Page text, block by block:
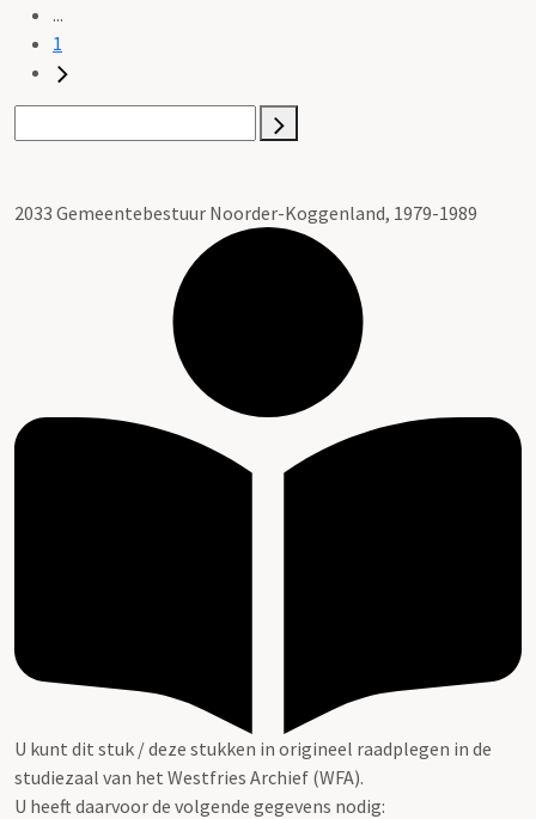
...
1
2033 Gemeentebestuur Noorder-Koggenland, 1979-1989
U kunt dit stuk / deze stukken in origineel raadplegen in de
studiezaal van het Westfries Archief (WFA).
U heeft daarvoor de volgende gegevens nodig: